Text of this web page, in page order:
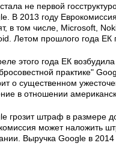
не первой
В 2013 году
в том числе, Microsoft,
Летом прошлого года ЕК
этого года ЕК
практике"
о существенном
в отношении
грозит штраф в размере
может наложить
Выручка Google в 2014